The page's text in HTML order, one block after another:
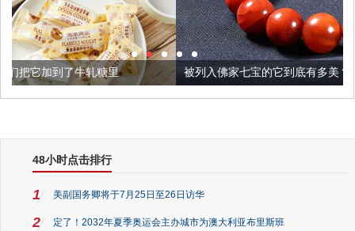
糖里 被列入佛家七宝的它到底有多美？
48小时点击排行
1 美副国务卿将于7月25日至26日访华
2 定了！2032年夏季奥运会主办城市为澳大利亚布里斯班